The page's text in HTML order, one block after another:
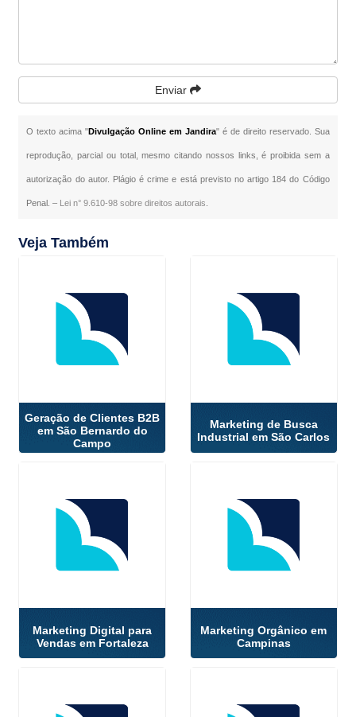
Enviar
O texto acima "Divulgação Online em Jandira" é de direito reservado. Sua
reprodução, parcial ou total, mesmo citando nossos links, é proibida sem a
autorização do autor. Plágio é crime e está previsto no artigo 184 do Código
Penal. – Lei n° 9.610-98 sobre direitos autorais
Veja Também
Geração de Clientes B2B
em São Bernardo do
Campo
Marketing de Busca
Industrial em São Carlos
Marketing Digital para
Vendas em Fortaleza
Marketing Orgânico em
Campinas